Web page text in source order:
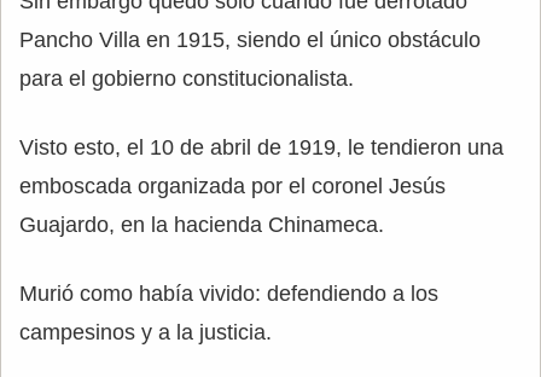
Pancho Villa en 1915, siendo el único obstáculo
para el gobierno constitucionalista.
Visto esto, el 10 de abril de 1919, le tendieron una
emboscada organizada por el coronel Jesús
Guajardo, en la hacienda Chinameca.
Murió como había vivido: defendiendo a los
campesinos y a la justicia.